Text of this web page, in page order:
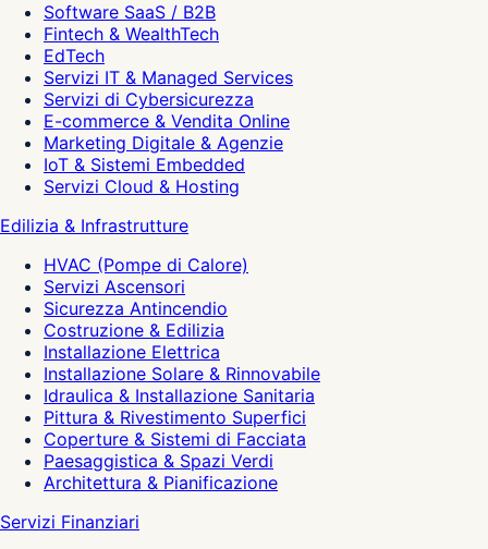
Software SaaS / B2B
Fintech & WealthTech
EdTech
Servizi IT & Managed Services
Servizi di Cybersicurezza
E-commerce & Vendita Online
Marketing Digitale & Agenzie
IoT & Sistemi Embedded
Servizi Cloud & Hosting
Edilizia & Infrastrutture
HVAC (Pompe di Calore)
Servizi Ascensori
Sicurezza Antincendio
Costruzione & Edilizia
Installazione Elettrica
Installazione Solare & Rinnovabile
Idraulica & Installazione Sanitaria
Pittura & Rivestimento Superfici
Coperture & Sistemi di Facciata
Paesaggistica & Spazi Verdi
Architettura & Pianificazione
Servizi Finanziari